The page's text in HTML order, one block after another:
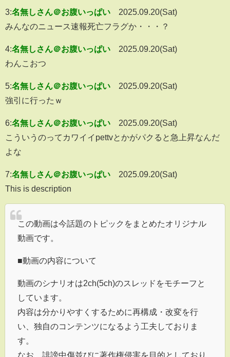
3:名無しさん＠お腹いっぱい
2025.09.20(Sat)
みんなのニュース速報死亡フラグか・・・？
4:名無しさん＠お腹いっぱい
2025.09.20(Sat)
わんこおつ
5:名無しさん＠お腹いっぱい
2025.09.20(Sat)
強引に行ったｗ
6:名無しさん＠お腹いっぱい
2025.09.20(Sat)
こういうのってカワイイpettvとかがパクると急上昇なんだ
よな
7:名無しさん＠お腹いっぱい
2025.09.20(Sat)
This is description
この動画は今話題のトピックをまとめたオリジナル
動画です。
■動画の内容について
動画のシナリオは2ch(5ch)のスレッドをモチーフと
しています。
内容は分かりやすくするために再構成・改変を行
い、独自のコンテンツになるよう工夫しておりま
す。
なお、誹謗中傷並びに著作権侵害を目的としており